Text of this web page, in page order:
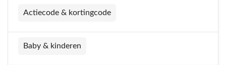
Actiecode & kortingcode
Baby & kinderen